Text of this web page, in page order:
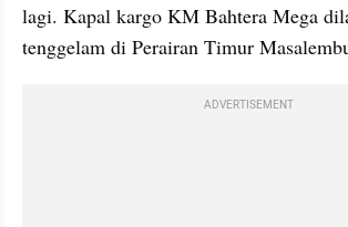
lagi. Kapal kargo KM Bahtera Mega
tenggelam di Perairan Timur
ADVERTISEMENT